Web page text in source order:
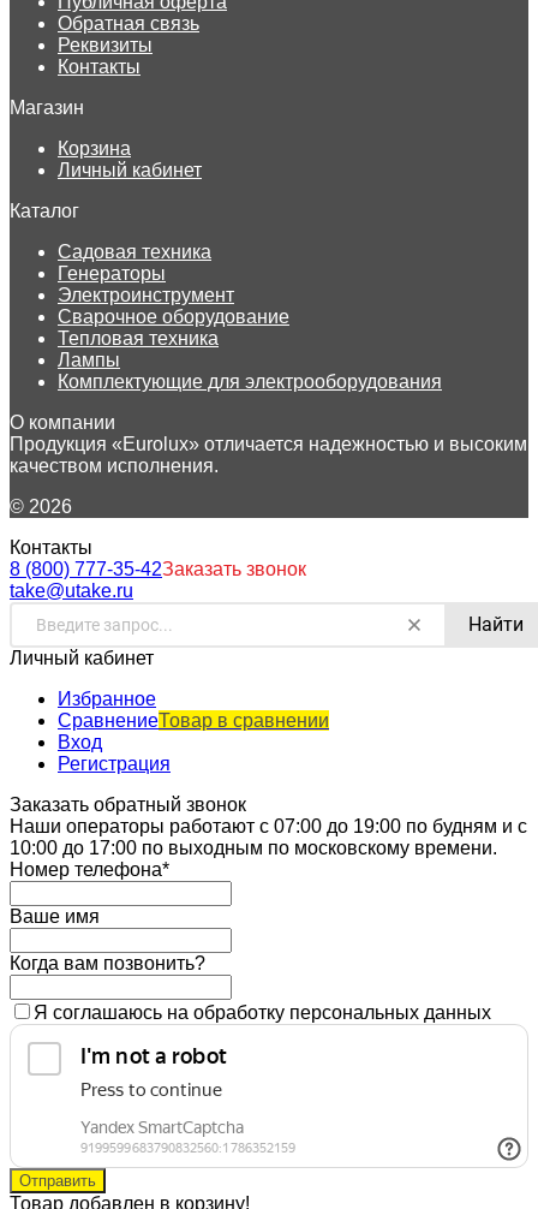
Обратная связь
Реквизиты
Контакты
Магазин
Корзина
Личный кабинет
Каталог
Садовая техника
Генераторы
Электроинструмент
Сварочное оборудование
Тепловая техника
Лампы
Комплектующие для электрооборудования
О компании
Продукция «Eurolux» отличается надежностью и высоким
качеством исполнения.
© 2026
Контакты
8 (800) 777-35-42Заказать звонок
take@utake.ru
Найти
Личный кабинет
Избранное
СравнениеТовар в сравнении
Вход
Регистрация
Заказать обратный звонок
Наши операторы работают с 07:00 до 19:00 по будням и с
10:00 до 17:00 по выходным по московскому времени.
Номер телефона*
Ваше имя
Когда вам позвонить?
Я соглашаюсь на обработку персональных данных
Товар добавлен в корзину!